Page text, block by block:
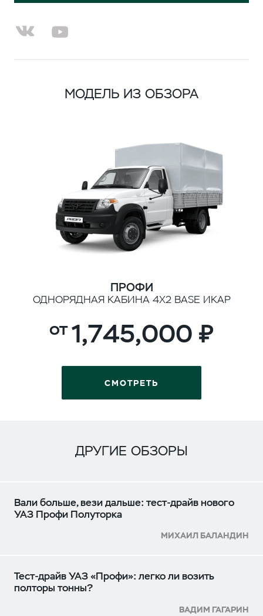
МОДЕЛЬ ИЗ ОБЗОРА
ПРОФИ
ОДНОРЯДНАЯ КАБИНА 4Х2 BASE ИКАР
1,745,000
СМОТРЕТЬ
ДРУГИЕ ОБЗОРЫ
Вали больше, вези дальше: тест-драйв нового
УАЗ Профи Полуторка
МИХАИЛ БАЛАНДИН
Тест-драйв УАЗ «Профи»: легко ли возить
полторы тонны?
ВАДИМ ГАГАРИН